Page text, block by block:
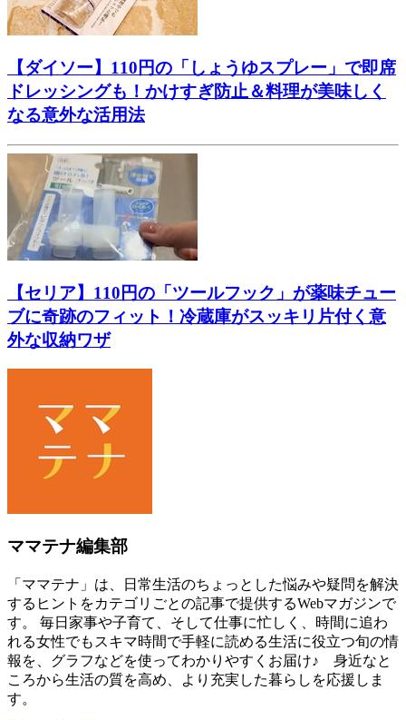
【ダイソー】110円の「しょうゆスプレー」で即席
ドレッシングも！かけすぎ防止＆料理が美味しく
なる意外な活用法
【セリア】110円の「ツールフック」が薬味チュー
ブに奇跡のフィット！冷蔵庫がスッキリ片付く意
外な収納ワザ
ママテナ編集部
「ママテナ」は、日常生活のちょっとした悩みや疑問を解決
するヒントをカテゴリごとの記事で提供するWebマガジンで
す。 毎日家事や子育て、そして仕事に忙しく、時間に追わ
れる女性でもスキマ時間で手軽に読める生活に役立つ旬の情
報を、グラフなどを使ってわかりやすくお届け♪ 身近なと
ころから生活の質を高め、より充実した暮らしを応援しま
す。